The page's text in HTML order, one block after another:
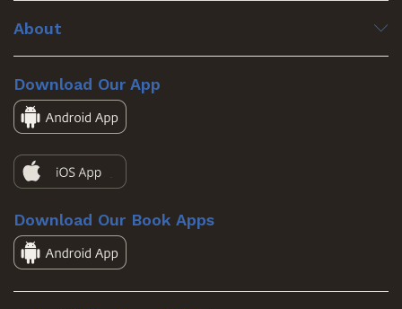
About
Download Our App
Download Our Book Apps